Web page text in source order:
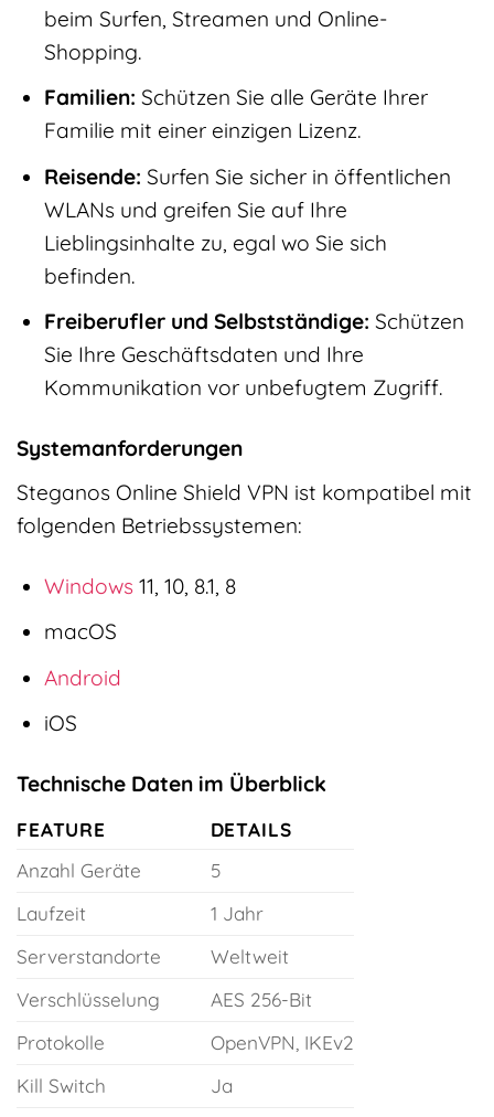
beim Surfen, Streamen und Online-
Shopping.
Familien: Schützen Sie alle Geräte Ihrer
Familie mit einer einzigen Lizenz.
Reisende: Surfen Sie sicher in öffentlichen
WLANs und greifen Sie auf Ihre
Lieblingsinhalte zu, egal wo Sie sich
befinden.
Freiberufler und Selbstständige: Schützen
Sie Ihre Geschäftsdaten und Ihre
Kommunikation vor unbefugtem Zugriff.
Systemanforderungen
Steganos Online Shield VPN ist kompatibel mit
folgenden Betriebssystemen:
Windows 11, 10, 8.1, 8
macOS
Android
iOS
Technische Daten im Überblick
FEATURE
DETAILS
Anzahl Geräte
5
Laufzeit
1 Jahr
Serverstandorte
Weltweit
Verschlüsselung
AES 256-Bit
Protokolle
OpenVPN, IKEv2
Kill Switch
Ja